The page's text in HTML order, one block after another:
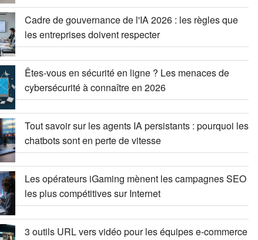
Cadre de gouvernance de l'IA 2026 : les règles que
les entreprises doivent respecter
Êtes-vous en sécurité en ligne ? Les menaces de
cybersécurité à connaître en 2026
Tout savoir sur les agents IA persistants : pourquoi les
chatbots sont en perte de vitesse
Les opérateurs iGaming mènent les campagnes SEO
les plus compétitives sur Internet
3 outils URL vers vidéo pour les équipes e-commerce